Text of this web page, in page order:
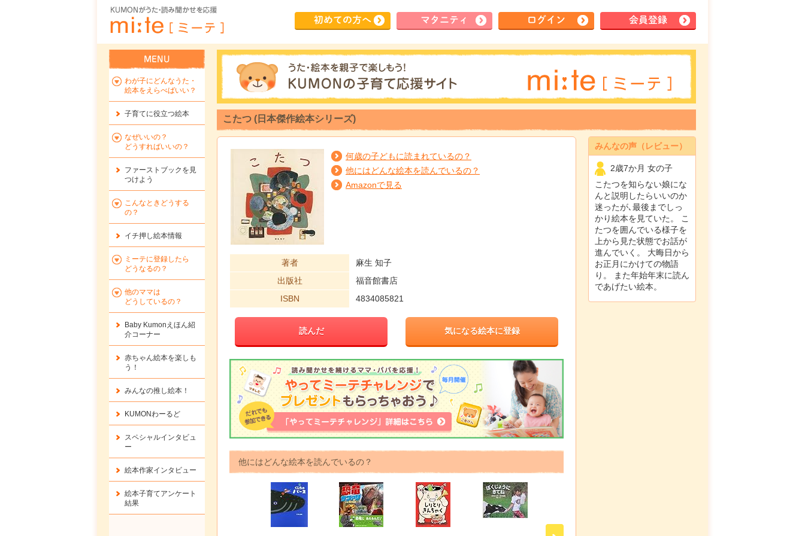
初めての方へ マタ ニティ ログイン 会員登録
こたつ (日本傑作絵本シリーズ)
みんなの声（レビュー）
2歳7か月 女の子
こたつを知らない娘にな
んと説明したらいいのか
迷ったが､最後までしっ
かり絵本を見ていた。 こ
たつを囲んでいる様子を
上から見た状態でお話が
進んでいく。 大晦日から
お正月にかけての物語
り。 また年始年末に読ん
であげたい絵本。
何歳の子どもに読まれているの？
他にはどんな絵本を読んでいるの？
Amazonで見る
著者
麻生 知子
出版社
福音館書店
ISBN
4834085821
読んだ 気になる絵本に登録
他にはどんな絵本を読んでいるの？
わが子にどんなうた・
絵本をえらべばいい？
子育てに役立つ絵本
なぜいいの？
どうすればいいの？
ファーストブックを 見
つけよう
こんなときどうする
の？
イチ押し絵本情報
ミーテに登録したら
どうなるの？
他のママは
どうしているの？
Baby Kumonえほん紹
介コーナー
赤ちゃん絵本を楽しも
う！
みんなの推し絵本！
KUMONわーるど
スペシャルインタビュ
ー
絵本作家インタビュー
絵本子育てアンケート
結果